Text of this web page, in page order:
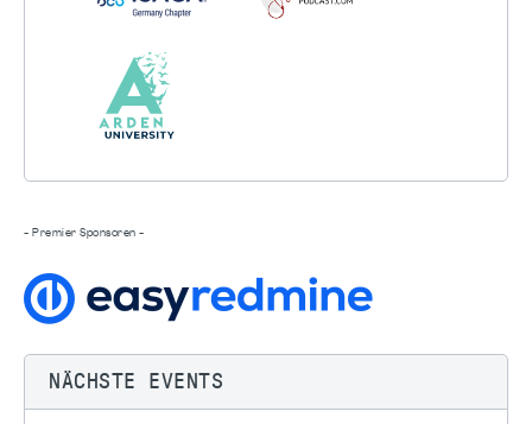
- Premier Sponsoren -
NÄCHSTE EVENTS